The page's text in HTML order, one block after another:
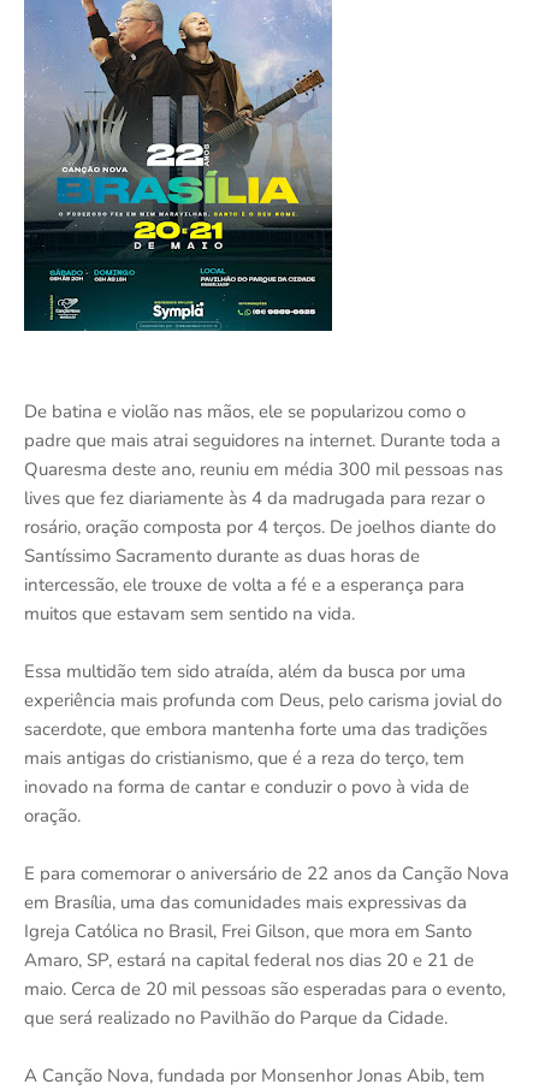
De batina e violão nas mãos, ele se popularizou como o
padre que mais atrai seguidores na internet. Durante toda a
Quaresma deste ano, reuniu em média 300 mil pessoas nas
lives que fez diariamente às 4 da madrugada para rezar o
rosário, oração composta por 4 terços. De joelhos diante do
Santíssimo Sacramento durante as duas horas de
intercessão, ele trouxe de volta a fé e a esperança para
muitos que estavam sem sentido na vida.
Essa multidão tem sido atraída, além da busca por uma
experiência mais profunda com Deus, pelo carisma jovial do
sacerdote, que embora mantenha forte uma das tradições
mais antigas do cristianismo, que é a reza do terço, tem
inovado na forma de cantar e conduzir o povo à vida de
oração.
E para comemorar o aniversário de 22 anos da Canção Nova
em Brasília, uma das comunidades mais expressivas da
Igreja Católica no Brasil, Frei Gilson, que mora em Santo
Amaro, SP, estará na capital federal nos dias 20 e 21 de
maio. Cerca de 20 mil pessoas são esperadas para o evento,
que será realizado no Pavilhão do Parque da Cidade.
A Canção Nova, fundada por Monsenhor Jonas Abib, tem